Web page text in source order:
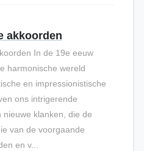
akkoorden
In de 19e eeuw
harmonische wereld
en impressionistische
ons intrigerende
nieuwe klanken, die de
van de voorgaande
en v...